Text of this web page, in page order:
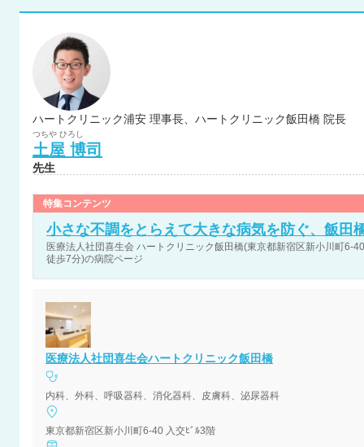
ハートクリニック浦安 理事長、ハートクリニック飯田橋 院長
つちや ひろし
土屋 博司
先生
特集コンテンツ
小さな不調をとらえて大きな病気を防ぐ、飯田
医療法人社団喜生会 ハートクリニック飯田橋(東京都新宿区新小川町6-
徒歩7分)の病院ページ
医療法人社団喜生会ハートクリニック飯田橋
内科、外科、呼吸器科、消化器科、皮膚科、泌尿器科
東京都新宿区新小川町6-40 入交ﾋﾞﾙ3階